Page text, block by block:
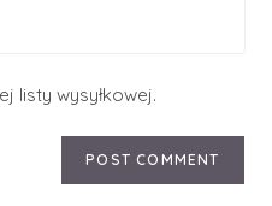
listy wysyłkowej.